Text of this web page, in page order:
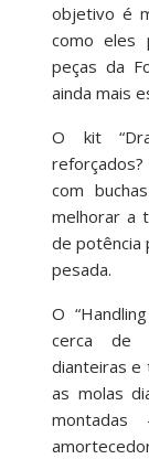
objetivo é
como eles
peças da
ainda mais
O kit
com
melhorar a
de potência
pesada.
O
cerca de
dianteiras e
as molas